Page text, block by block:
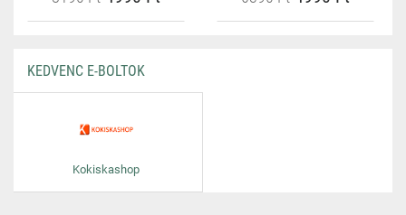
KEDVENC E-BOLTOK
Kokiskashop